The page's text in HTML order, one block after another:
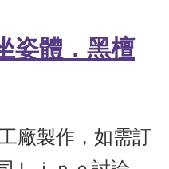
姿體．黑檀
廠製作，如需訂